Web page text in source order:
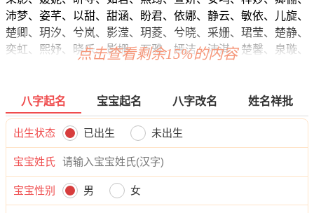
沛梦、姿芊、以甜、甜涵、盼君、依娜、静云、敏依、儿旋、
楚卿、玥汐、兮岚、影滢、玥菱、兮晓、采姗、珺莹、楚静、
奕虹、熙妤、晓乐、影姗、万雅、嫣洁、沛淇、楚馨、泉璇、
甯冉、冰依、清妍、润妤、雅云、楚妙、诗晓、静晓、南妤、
如蓝、璐林、榆茜、妍嫣、书姿、璐萌、静馨、俪姿、馨菡、
怀怡、紫影、润妍、珍茜、冰影、笑南、妙娅、映灵、语熙、
洛妮、楚绿、语芷、绿俪、唯傲、蓝熙、慧绮、熙艺、茹兰、
妮蓉、蕊虞、嫣俪、莉璇、儿瑶、雅影、馨欣、姿涵、俪甯、
婉含、芷卿、佳秋、龄佳、澜秋、采含、淼姿、水欣、潼泉、
梓楚、万芙、碧依、龄梦、依卓、静虹、卿优、爽钰、兰澜、
点击查看剩余15%的内容
八字起名 宝宝起名 八字改名 姓名祥批
出生状态 已出生 未出生
宝宝姓氏
宝宝性别 男 女